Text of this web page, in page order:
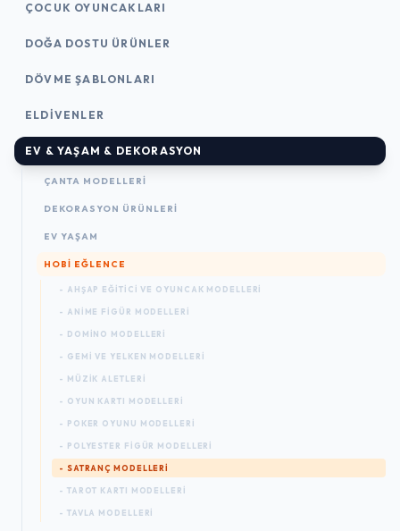
ÇOCUK OYUNCAKLARI
DOĞA DOSTU ÜRÜNLER
DÖVME ŞABLONLARI
ELDIVENLER
EV & YAŞAM & DEKORASYON
ÇANTA MODELLERI
DEKORASYON ÜRÜNLERI
EV YAŞAM
HOBI EĞLENCE
- AHŞAP EĞITICI VE OYUNCAK MODELLERI
- ANIME FIGÜR MODELLERI
- DOMINO MODELLERI
- GEMI VE YELKEN MODELLERI
- MÜZIK ALETLERI
- OYUN KARTI MODELLERI
- POKER OYUNU MODELLERI
- POLYESTER FIGÜR MODELLERI
- SATRANÇ MODELLERI
- TAROT KARTI MODELLERI
- TAVLA MODELLERI